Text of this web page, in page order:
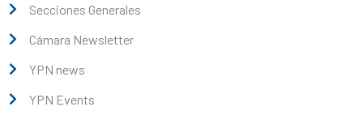
Secciones Generales
Cámara Newsletter
YPN news
YPN Events